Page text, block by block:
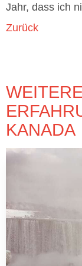
Jahr, dass ich
Zurück
WEITERE
KANADA